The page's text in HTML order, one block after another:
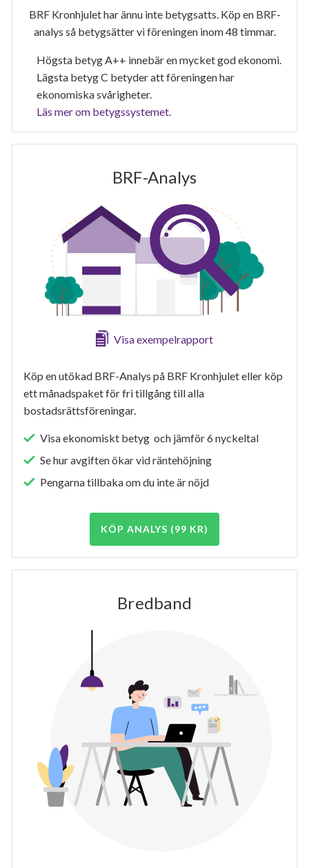
BRF Kronhjulet har ännu inte betygsatts. Köp en BRF-
analys så betygsätter vi föreningen inom 48 timmar.
Högsta betyg A++ innebär en mycket god ekonomi.
Lägsta betyg C betyder att föreningen har
ekonomiska svårigheter.
Läs mer om betygssystemet.
BRF-Analys
Visa exempelrapport
Köp en utökad BRF-Analys på BRF Kronhjulet eller köp
ett månadspaket för fri tillgång till alla
bostadsrättsföreningar.
Visa ekonomiskt betyg och jämför 6 nyckeltal
Se hur avgiften ökar vid räntehöjning
Pengarna tillbaka om du inte är nöjd
KÖP ANALYS (99 KR)
Bredband